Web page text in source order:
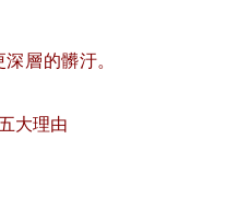
層的髒汙。
大理由